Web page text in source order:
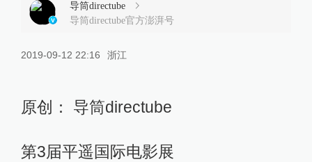
导筒directube
导筒directube官方澎湃号
2019-09-12 22:16 浙江
原创： 导筒directube
第3届平遥国际电影展